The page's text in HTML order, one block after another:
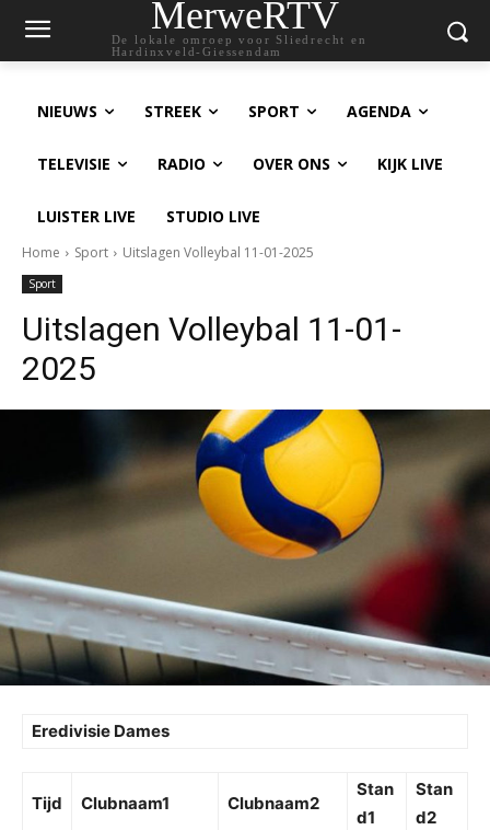
MerweRTV
De lokale omroep voor Sliedrecht en
Hardinxveld-Giessendam
NIEUWS STREEK SPORT AGENDA
TELEVISIE RADIO OVER ONS KIJK LIVE
LUISTER LIVE STUDIO LIVE
Home Sport Uitslagen Volleybal 11-01-2025
Sport
Uitslagen Volleybal 11-01-
2025
Eredivisie Dames
Tijd Clubnaam1 Clubnaam2
Stan
d1
Stan
d2